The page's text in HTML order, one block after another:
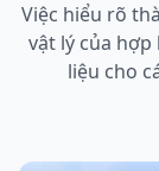
Việc hiểu rõ
vật lý của
liệu cho